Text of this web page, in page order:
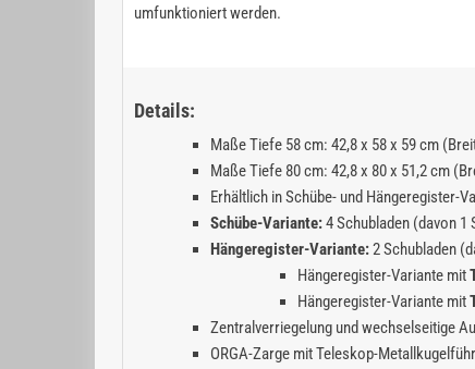
umfunktioniert werden.
Details:
Maße Tiefe 58 cm: 42,8 x 58 x 59 cm
Maße Tiefe 80 cm: 42,8 x 80 x 51,2 cm
Erhältlich in Schübe- und Hängeregister-
Schübe-Variante:4 Schubladen (davon 1
Hängeregister-Variante:2 Schubladen
Hängeregister-Variante mit
Hängeregister-Variante mit
Zentralverriegelung und wechselseitige
ORGA-Zarge mit Teleskop-